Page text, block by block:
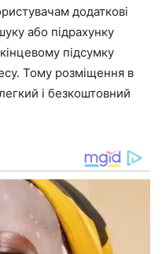
додаткові
або підрахунку
підсумку
Тому розміщення в
легкий і безкоштовний